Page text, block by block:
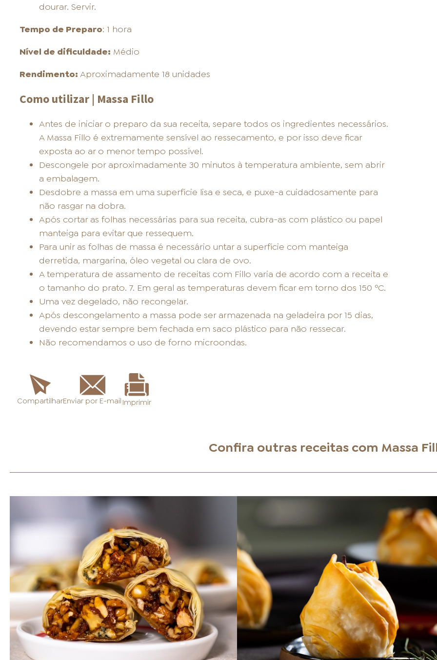
dourar. Servir.
Tempo de Preparo: 1 hora
Nível de dificuldade: Médio
Rendimento: Aproximadamente 18 unidades
Como utilizar | Massa Fillo
Antes de iniciar o preparo da sua receita, separe todos os ingredientes necessários.
A Massa Fillo é extremamente sensível ao ressecamento, e por isso deve ficar
exposta ao ar o menor tempo possível.
Descongele por aproximadamente 30 minutos à temperatura ambiente, sem abrir
a embalagem.
Desdobre a massa em uma superfície lisa e seca, e puxe-a cuidadosamente para
não rasgar na dobra.
Após cortar as folhas necessárias para sua receita, cubra-as com plástico ou papel
manteiga para evitar que ressequem.
Para unir as folhas de massa é necessário untar a superfície com manteiga
derretida, margarina, óleo vegetal ou clara de ovo.
A temperatura de assamento de receitas com Fillo varia de acordo com a receita e
o tamanho do prato. 7. Em geral as temperaturas devem ficar em torno dos 150 ºC.
Uma vez degelado, não recongelar.
Após descongelamento a massa pode ser armazenada na geladeira por 15 dias,
devendo estar sempre bem fechada em saco plástico para não ressecar.
Não recomendamos o uso de forno microondas.
CompartilharEnviar por E-mail Imprimir
Confira outras receitas com Massa